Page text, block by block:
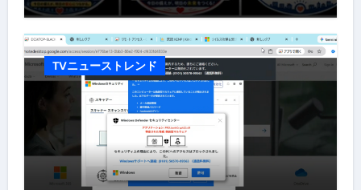
TVニューストレンド